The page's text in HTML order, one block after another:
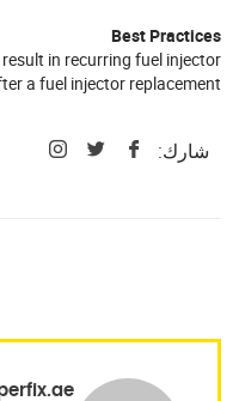
Best Practices
in recurring fuel injector
a fuel injector replacement.
شارك: